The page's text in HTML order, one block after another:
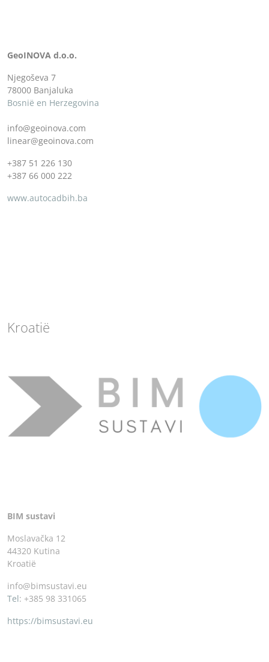
GeoINOVA d.o.o.
Njegoševa 7
78000 Banjaluka
Bosnië en Herzegovina
info@geoinova.com
linear@geoinova.com
+387 51 226 130
+387 66 000 222
www.autocadbih.ba
Kroatië
BIM sustavi
Moslavačka 12
44320 Kutina
Kroatië
info@bimsustavi.eu
Tel: +385 98 331065
https://bimsustavi.eu